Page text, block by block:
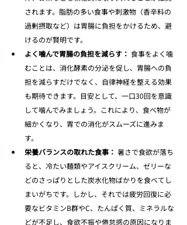
されます。脂肪の多い食事や刺激物（香辛料の
過剰摂取など）は胃腸に負担をかけるため、避
けるのが賢明です。
よく噛んで胃腸の負担を減らす： 食事をよく噛
むことは、消化酵素の分泌を促し、胃腸への負
担を減らすだけでなく、自律神経を整える効果
も期待できます。目安として、一口30回を意識
して噛んでみましょう。これにより、食べ物が
細かくなり、胃での消化がスムーズに進みま
す。
栄養バランスの取れた食事： 暑さで食欲が落ち
ると、冷たい麺類やアイスクリーム、ゼリーな
どのさっぱりとした炭水化物ばかりを食べてし
まいがちです。しかし、それでは疲労回復に必
要なビタミンB群やC、たんぱく質、ミネラルな
どが不足し、食欲不振や倦怠感の原因になりま